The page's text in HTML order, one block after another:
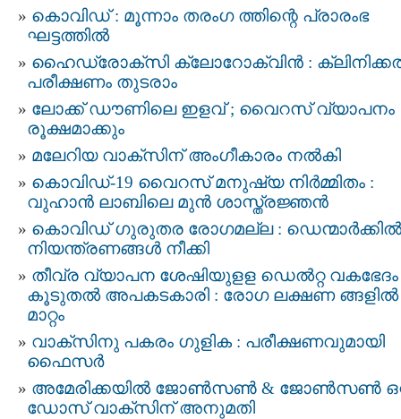
കൊവിഡ് : മൂന്നാം തരംഗ ത്തിന്റെ പ്രാരംഭ
ഘട്ടത്തില്‍
ഹൈഡ്രോക്‌സി ക്ലോറോക്വിന്‍ :
പരീക്ഷണം തുടരാം
ലോക്ക് ഡൗണിലെ ഇളവ് ; വൈറസ് വ്യാപനം
രൂക്ഷമാക്കും
മലേറിയ വാക്സിന് അംഗീകാരം നല്‍കി
കൊവിഡ്-19 വൈറസ് മനുഷ്യ നിര്‍മ്മിതം :
വുഹാന്‍ ലാബിലെ മുന്‍ ശാസ്ത്രജ്ഞന്‍
കൊവിഡ് ഗുരുതര രോഗമല്ല : ഡെന്മാർക്കിൽ
നിയന്ത്രണങ്ങള്‍ നീക്കി
തീവ്ര വ്യാപന ശേഷിയുളള ഡെല്‍റ്റ വകഭേദം
കൂടുതല്‍ അപകടകാരി : രോഗ ലക്ഷണ ങ്ങളില്‍
മാറ്റം
വാക്സിനു പകരം ഗുളിക : പരീക്ഷണവുമായി
ഫൈസര്‍
അമേരിക്കയില്‍ ജോണ്‍സണ്‍ & ജോണ്‍സണ്‍
ഡോസ് വാക്സിന് അനുമതി